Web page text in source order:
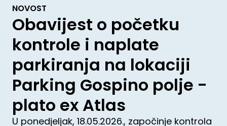
NOVOST
Obavijest o početku
kontrole i naplate
parkiranja na lokaciji
Parking Gospino polje -
plato ex Atlas
U ponedjeljak, 18.05.2026., započinje kontrola